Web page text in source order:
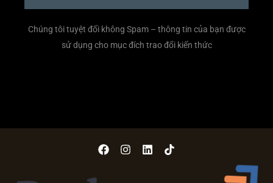
Chúng tôi tuyệt đối không Spam – thông tin của bạn được
sử dụng cho mục đích trao đổi kiến thức